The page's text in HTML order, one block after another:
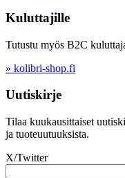
Kuluttajille
Tutustu myös B2C
» kolibri-shop.fi
Uutiskirje
Tilaa kuukausittaiset
ja tuoteuutuuksista.
X/Twitter